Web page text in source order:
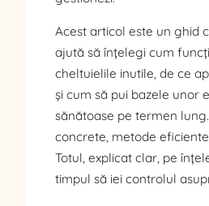
Acest articol este un ghid
ajută să înțelegi cum
cheltuielile inutile, de ce
și cum să pui bazele unor
sănătoase pe termen
concrete, metode
Totul, explicat clar, pe
timpul să iei controlul